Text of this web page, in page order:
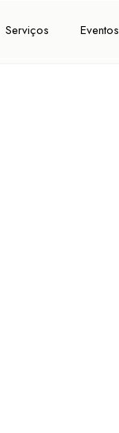
Serviços Eventos